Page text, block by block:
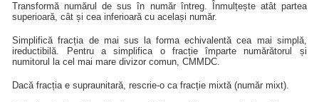
Transformă numărul de sus în număr întreg. Înmulțește atât partea
superioară, cât și cea inferioară cu același număr.
Simplifică fracția de mai sus la forma echivalentă cea mai simplă,
ireductibilă. Pentru a simplifica o fracție împarte numărătorul și
numitorul la cel mai mare divizor comun, CMMDC.
Dacă fracția e supraunitară, rescrie-o ca fracție mixtă (număr mixt).